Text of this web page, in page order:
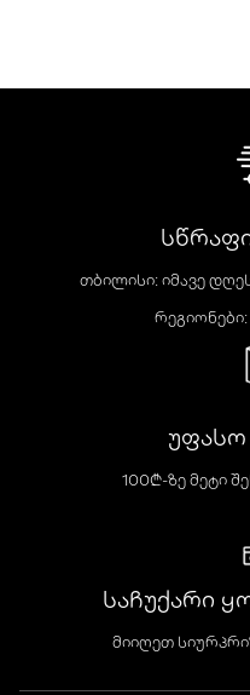
თბილისი: იმავე
რეგიონები:
100₾-ზე მეტი
საჩუქარი
მიიღეთ